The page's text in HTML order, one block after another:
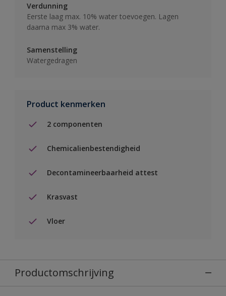
Verdunning
Eerste laag max. 10% water toevoegen. Lagen
daarna max 3% water.
Samenstelling
Watergedragen
Product kenmerken
2 componenten
Chemicalienbestendigheid
Decontamineerbaarheid attest
Krasvast
Vloer
Productomschrijving